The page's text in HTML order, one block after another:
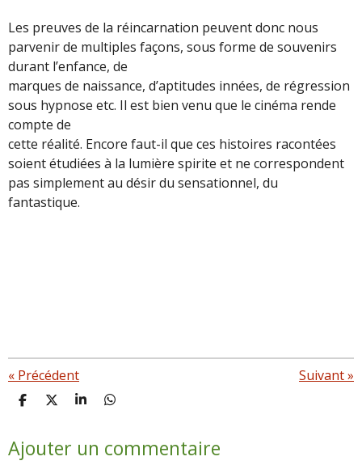
Les preuves de la réincarnation peuvent donc nous
parvenir de multiples façons, sous forme de souvenirs
durant l’enfance, de
marques de naissance, d’aptitudes innées, de régression
sous hypnose etc. Il est bien venu que le cinéma rende
compte de
cette réalité. Encore faut-il que ces histoires racontées
soient étudiées à la lumière spirite et ne correspondent
pas simplement au désir du sensationnel, du
fantastique.
« Précédent Suivant»
P
t
a
P
t
a
P
t
a
P
t
a
Ajouter un commentaire